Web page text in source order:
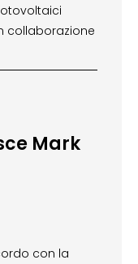
collaborazione
Mark
con la